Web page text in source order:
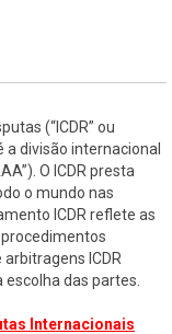
(“ICDR” ou
divisão internacional
O ICDR presta
o mundo nas
ICDR reflete as
ICDR
das partes.
Internacionais